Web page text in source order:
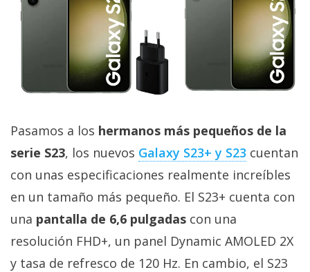
Pasamos a los hermanos más pequeños de la
serie S23, los nuevos Galaxy S23+ y S23 cuentan
con unas especificaciones realmente increíbles
en un tamaño más pequeño. El S23+ cuenta con
una pantalla de 6,6 pulgadas con una
resolución FHD+, un panel Dynamic AMOLED 2X
y tasa de refresco de 120 Hz. En cambio, el S23